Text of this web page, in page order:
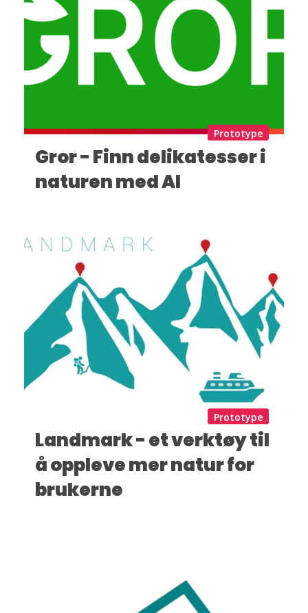
Prototype
Gror - Finn delikatesser i
naturen med AI
Prototype
Landmark - et verktøy til
å oppleve mer natur for
brukerne